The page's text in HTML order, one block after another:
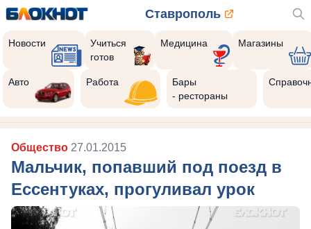
Ставрополь
Новости
Учиться
готов
Медицина Магазины
Авто Работа
Бары
- рестораны
Общество 27.01.2015
Мальчик, попавший под поезд в
Ессентуках, прогуливал урок